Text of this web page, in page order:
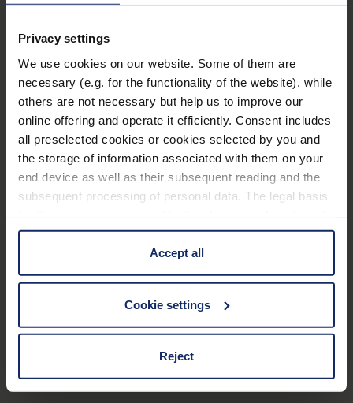
Privacy settings
We use cookies on our website. Some of them are
necessary (e.g. for the functionality of the website), while
others are not necessary but help us to improve our
online offering and operate it efficiently. Consent includes
all preselected cookies or cookies selected by you and
the storage of information associated with them on your
end device as well as their subsequent reading and the
subsequent processing of personal data. The legal basis
information is Art. 25 para. 1 TDDDG and with regard to
the processing of personal data Art. 6 para. 1 lit. a
GDPR. We also use cookies from third-party providers.
cases, the consent in these cases the transfer of data to
third countries, in particular to the U.S.A.
Accept all
Cookie settings
Reject
nettes sur les bords sans aberrations.
Partie supplémentaire VP avec des degrés de
correction de +7,5 dpt.
Design classique, discret et sobre.
Couleur des branches : gun, doré, bleu, rouge.
Avec étui
En savoir plus
Caractéristiques techniques
Matériel et forme (filtre)
Propriétés optiques
Présentation du produit